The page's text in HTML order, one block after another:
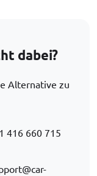
dabei?
Alternative zu
416 660 715